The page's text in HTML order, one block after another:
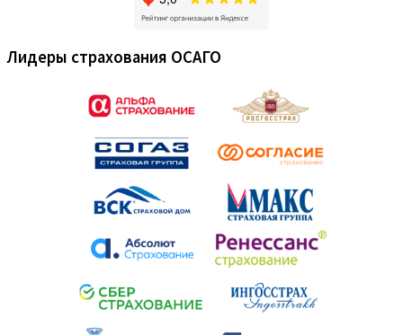
Лидеры страхования ОСАГО